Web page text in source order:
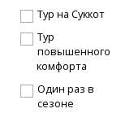
Тур на Суккот
Тур
повышенного
комфорта
Один раз в
сезоне